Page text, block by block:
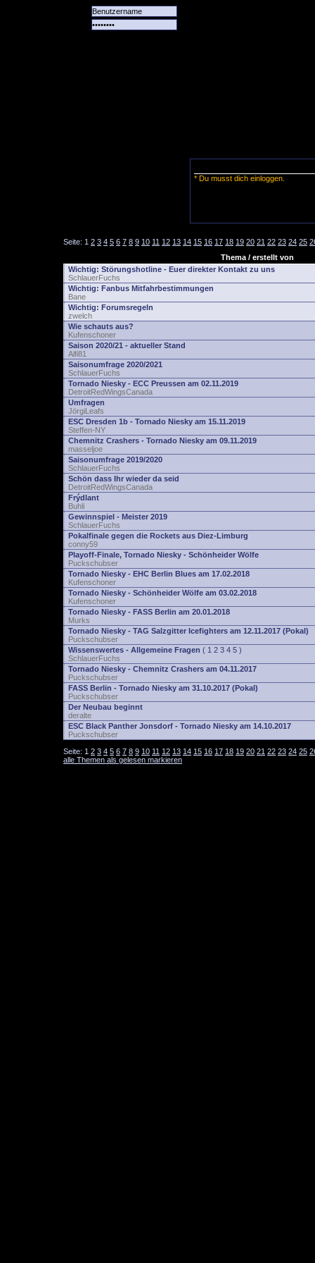
* Du musst dich einloggen.
Seite: 1 2 3 4 5 6 7 8 9 10 11 12 13 14 15 16 17 18 19 20 21 22 23 24 25
Thema / erstellt von
Wichtig: Störungshotline - Euer direkter Kontakt zu uns
SchlauerFuchs
Wichtig: Fanbus Mitfahrbestimmungen
Bane
Wichtig: Forumsregeln
zwelch
Wie schauts aus?
Kufenschoner
Saison 2020/21 - aktueller Stand
Alfi81
Saisonumfrage 2020/2021
SchlauerFuchs
Tornado Niesky - ECC Preussen am 02.11.2019
DetroitRedWingsCanada
Umfragen
JörgiLeafs
ESC Dresden 1b - Tornado Niesky am 15.11.2019
Steffen-NY
Chemnitz Crashers - Tornado Niesky am 09.11.2019
masseljoe
Saisonumfrage 2019/2020
SchlauerFuchs
Schön dass Ihr wieder da seid
DetroitRedWingsCanada
Frýdlant
Buhli
Gewinnspiel - Meister 2019
SchlauerFuchs
Pokalfinale gegen die Rockets aus Diez-Limburg
conny59
Playoff-Finale, Tornado Niesky - Schönheider Wölfe
Puckschubser
Tornado Niesky - EHC Berlin Blues am 17.02.2018
Kufenschoner
Tornado Niesky - Schönheider Wölfe am 03.02.2018
Kufenschoner
Tornado Niesky - FASS Berlin am 20.01.2018
Murks
Tornado Niesky - TAG Salzgitter Icefighters am 12.11.2017 (Pokal)
Puckschubser
Wissenswertes - Allgemeine Fragen ( 1 2 3 4 5 )
SchlauerFuchs
Tornado Niesky - Chemnitz Crashers am 04.11.2017
Puckschubser
FASS Berlin - Tornado Niesky am 31.10.2017 (Pokal)
Puckschubser
Der Neubau beginnt
deralte
ESC Black Panther Jonsdorf - Tornado Niesky am 14.10.2017
Puckschubser
Seite: 1 2 3 4 5 6 7 8 9 10 11 12 13 14 15 16 17 18 19 20 21 22 23 24 25
alle Themen als gelesen markieren